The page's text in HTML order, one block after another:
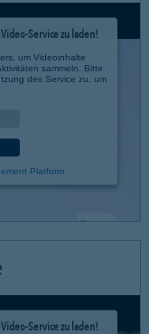
Service zu laden!
um Videoinhalte
sammeln. Bitte
des Service zu, um
Platform
Service zu laden!